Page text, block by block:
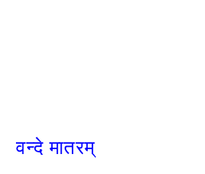
वन्दे मातरम्